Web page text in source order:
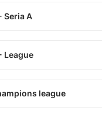
Seria A
League
league